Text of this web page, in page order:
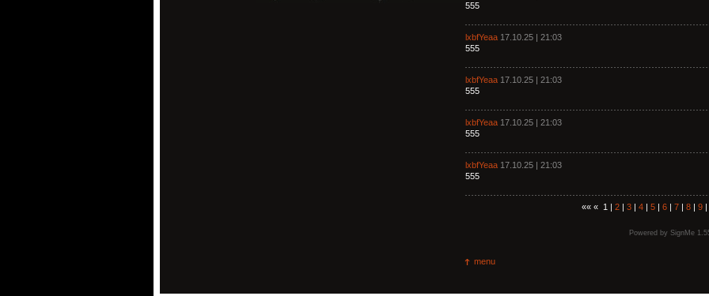
555
lxbfYeaa 17.10.25 | 21:03
555
lxbfYeaa 17.10.25 | 21:03
555
lxbfYeaa 17.10.25 | 21:03
555
lxbfYeaa 17.10.25 | 21:03
555
«« « 1 | 2| 3| 4| 5| 6| 7| 8| 9|
Powered by SignMe
menu